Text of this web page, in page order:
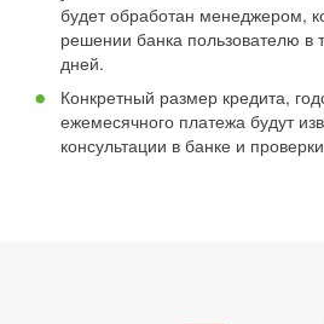
будет обработан менеджером,
решении банка пользователю в
дней.
Конкретный размер кредита,
ежемесячного платежа будут
консультации в банке и